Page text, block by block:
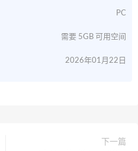
PC
需要 5GB 可用空间
2026年01月22日
下一篇